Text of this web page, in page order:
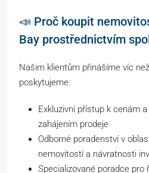
📣 Proč koupit
Bay prostřednictvím
Našim klientům přinášíme víc
poskytujeme:
Exkluzivní přístup k cenám
zahájením prodeje
Odborné poradenství v
nemovitostí a návratnosti
Specializované poradce pro